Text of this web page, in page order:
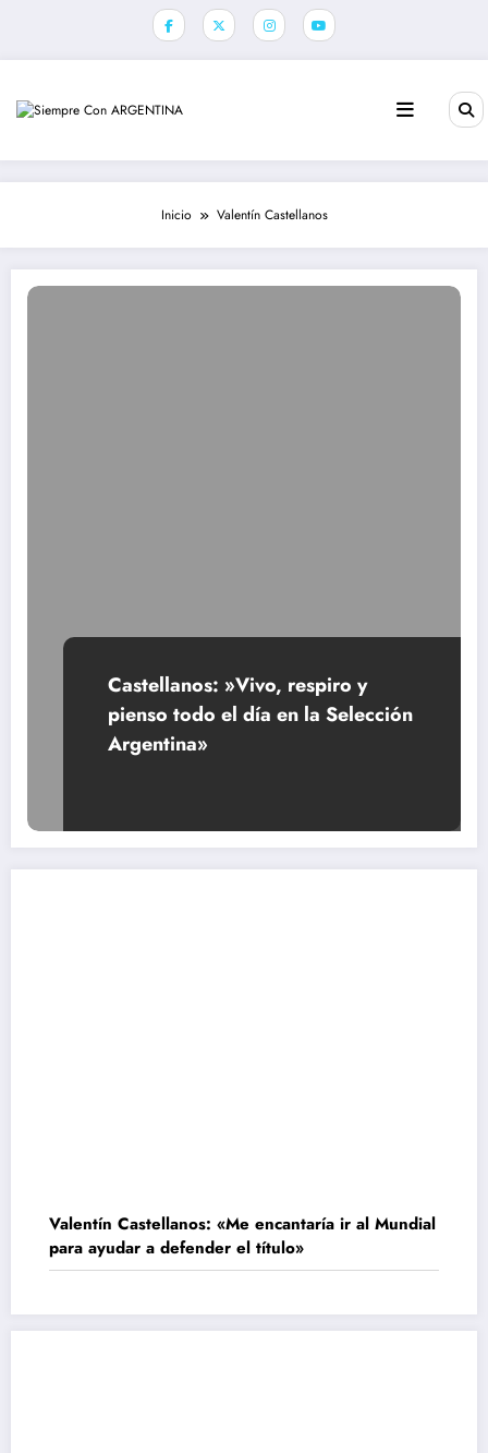
Inicio Valentín Castellanos
Castellanos: »Vivo, respiro y
pienso todo el día en la Selección
Argentina»
Valentín Castellanos: «Me encantaría ir al Mundial
para ayudar a defender el título»